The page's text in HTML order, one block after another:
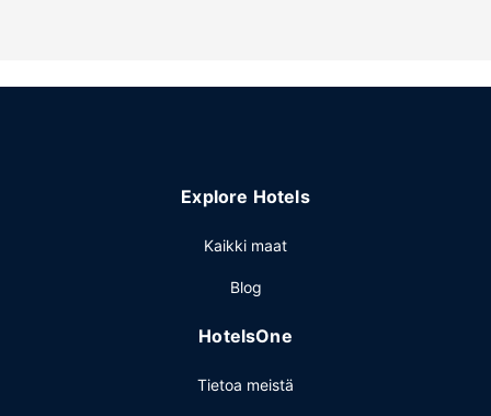
kuivapesula-/pesulapalvelut ja matkatavarasäilytys.
Explore Hotels
Kaikki maat
Blog
HotelsOne
Tietoa meistä